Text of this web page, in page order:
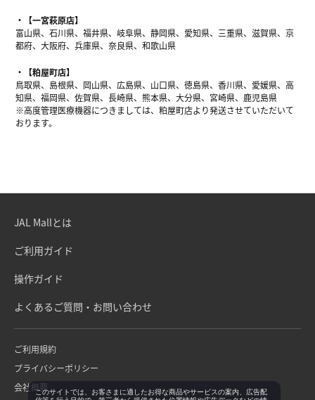
【一宮萩原店】
富山県、石川県、福井県、岐阜県、静岡県、愛知県、三重県、滋賀県、京
都府、大阪府、兵庫県、奈良県、和歌山県
【粕屋町店】
鳥取県、島根県、岡山県、広島県、山口県、徳島県、香川県、愛媛県、高
知県、福岡県、佐賀県、長崎県、熊本県、大分県、宮崎県、鹿児島県
※高度管理医療機器につきましては、粕屋町店より発送させていただいて
おります。
JAL Mallとは
ご利用ガイド
操作ガイド
よくあるご質問・お問い合わせ
ご利用規約
プライバシーポリシー
会社概要このサイトでは、お客さまに適したお得な商品やサービスの案内、広告配